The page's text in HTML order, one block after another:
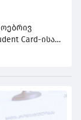
Card-ისა